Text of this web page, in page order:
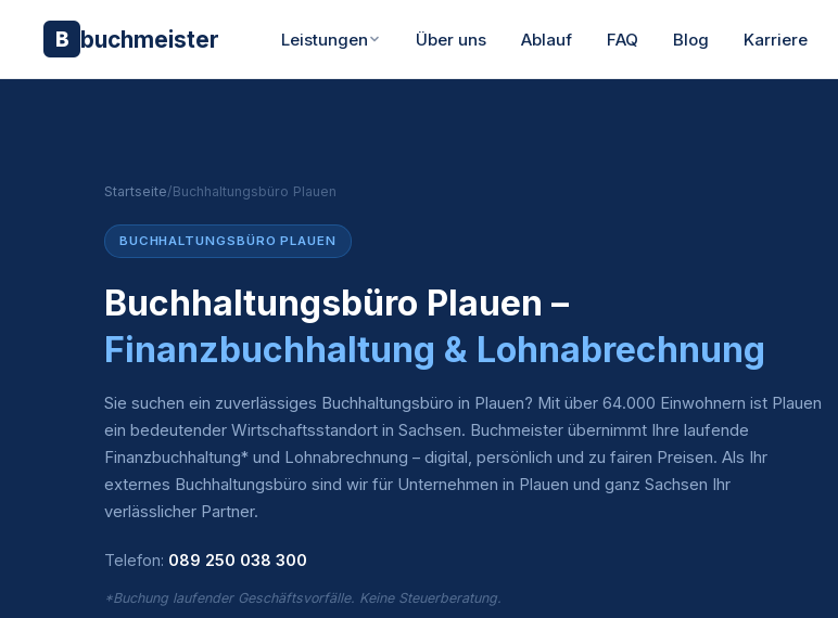
B buchmeister Leistungen Über uns Ablauf FAQ Blog Karriere
Startseite/Buchhaltungsbüro Plauen
BUCHHALTUNGSBÜRO PLAUEN
Buchhaltungsbüro Plauen –
Finanzbuchhaltung & Lohnabrechnung
Sie suchen ein zuverlässiges Buchhaltungsbüro in Plauen? Mit über 64.000 Einwohnern ist Plauen
ein bedeutender Wirtschaftsstandort in Sachsen. Buchmeister übernimmt Ihre laufende
Finanzbuchhaltung* und Lohnabrechnung – digital, persönlich und zu fairen Preisen. Als Ihr
externes Buchhaltungsbüro sind wir für Unternehmen in Plauen und ganz Sachsen Ihr
verlässlicher Partner.
Telefon: 089 250 038 300
*Buchung laufender Geschäftsvorfälle. Keine Steuerberatung.